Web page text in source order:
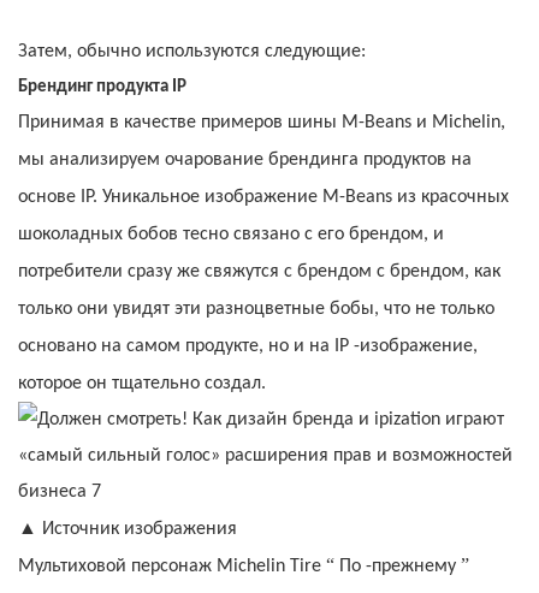
Затем, обычно используются следующие:
Брендинг продукта IP
Принимая в качестве примеров шины M-Beans и Michelin,
мы анализируем очарование брендинга продуктов на
основе IP. Уникальное изображение M-Beans из красочных
шоколадных бобов тесно связано с его брендом, и
потребители сразу же свяжутся с брендом с брендом, как
только они увидят эти разноцветные бобы, что не только
основано на самом продукте, но и на IP -изображение,
которое он тщательно создал.
▲ Источник изображения
Мультиховой персонаж Michelin Tire “ По -прежнему ”